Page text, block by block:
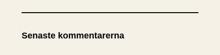
k
v
Senaste kommentarerna